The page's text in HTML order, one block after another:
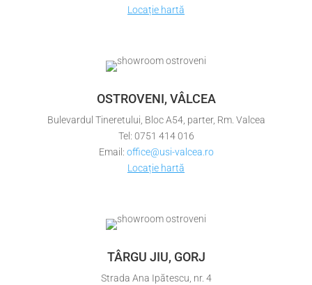
Locație hartă
OSTROVENI, VÂLCEA
Bulevardul Tineretului, Bloc A54, parter, Rm. Valcea
Tel: 0751 414 016
Email: office@usi-valcea.ro
Locație hartă
TÂRGU JIU, GORJ
Strada Ana Ipătescu, nr. 4